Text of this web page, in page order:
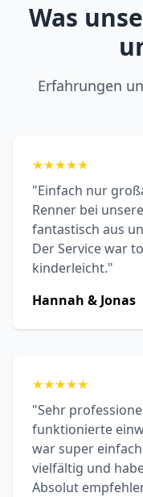
Was
Erfahrungen
★★★★★
"Einfach nur
Renner bei
fantastisch aus
Der Service war
kinderleicht."
Hannah & Jonas
★★★★★
"Sehr
funktionierte
war super
vielfältig und
Absolut